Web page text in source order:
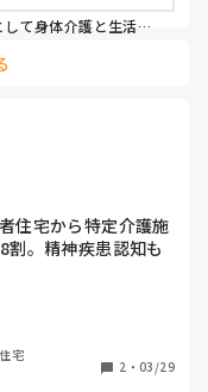
て身体介護と生活支
ケジュール表で提示
住宅から特定介護施
。精神疾患認知も
デイサービスは、か
目に見えて下がりま
スが、今迄いた利用
なりました。そのせ
宅
2 ・ 03/29